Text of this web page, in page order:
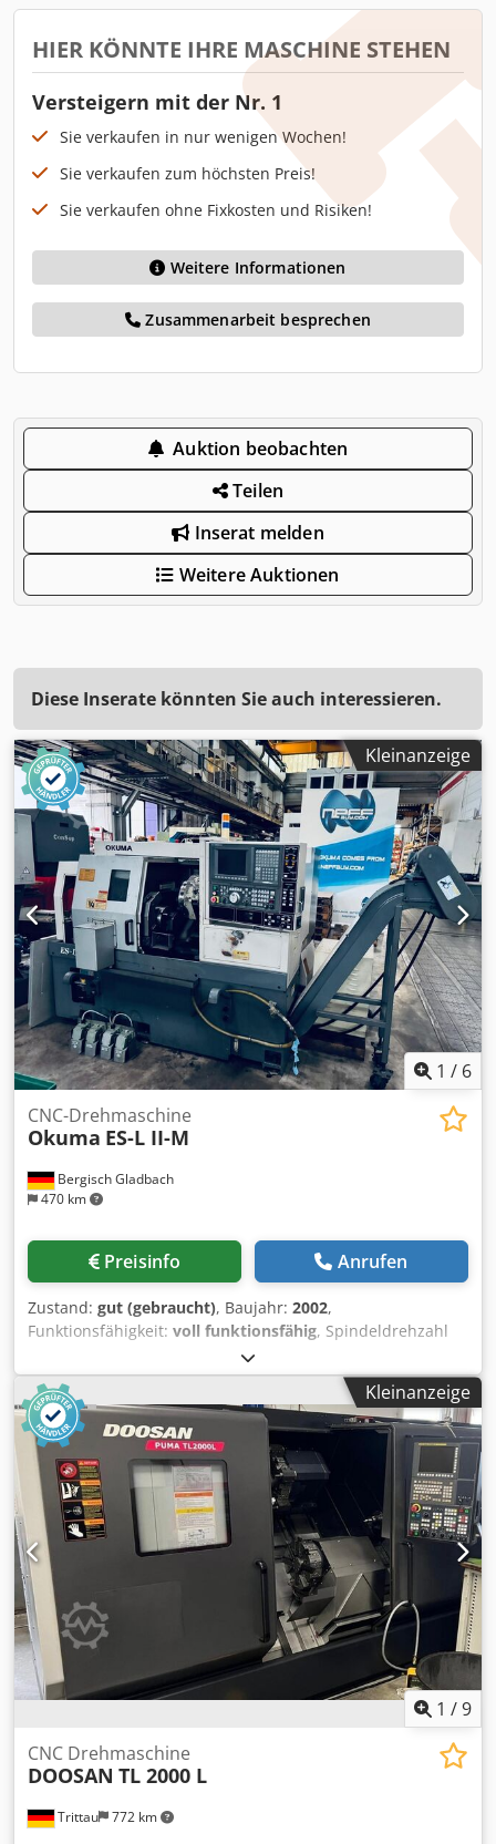
HIER KÖNNTE IHRE MASCHINE STEHEN
Versteigern mit der Nr. 1
Sie verkaufen in nur wenigen Wochen!
Sie verkaufen zum höchsten Preis!
Sie verkaufen ohne Fixkosten und Risiken!
Weitere Informationen
Zusammenarbeit besprechen
Auktion beobachten
Teilen
Inserat melden
Weitere Auktionen
Diese Inserate könnten Sie auch interessieren.
Kleinanzeige
1 / 6
Bergisch Gladbach
470 km
CNC-Drehmaschine
Okuma ES-L II-M
Preisinfo Anrufen
Zustand: gut (gebraucht), Baujahr: 2002,
Funktionsfähigkeit: voll funktionsfähig, Spindeldrehzahl
, Gesamthöhe:
2’700 mm, Gesamtbreite:1’900 mm, Gesamtgewicht:6’500
kg, Ausstattung:Dokumentation/Handbuch, Drehzahl
stufenlos einstellbar, OKUMA ES L II-M BJ 2002 Dedoyna
Uispfx Apvsck Eine Kleine sehr kompakte Drehmaschine
die einiges kann. Steuerung U-10L, Teilefänger,
Touchsetter, V12 Revolver VDI 30 alle angetrieben,
Reitstock manuell, Späneförderer, Kühlmittelpumpe,
Stangenlader Samsys MUS-3000 BJ 2007, inklusive
Equipment, SMW Futter KNCS-N210-52, Packet mit Backen
und 24 Werkzeugen optional verfügbar
Kleinanzeige
1 /9
Trittau 772 km
CNC Drehmaschine
DOOSAN TL 2000 L